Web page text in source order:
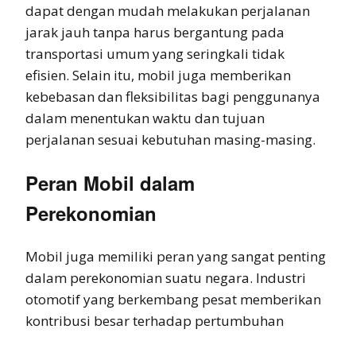
dapat dengan mudah melakukan perjalanan
jarak jauh tanpa harus bergantung pada
transportasi umum yang seringkali tidak
efisien. Selain itu, mobil juga memberikan
kebebasan dan fleksibilitas bagi penggunanya
dalam menentukan waktu dan tujuan
perjalanan sesuai kebutuhan masing-masing.
Peran Mobil dalam
Perekonomian
Mobil juga memiliki peran yang sangat penting
dalam perekonomian suatu negara. Industri
otomotif yang berkembang pesat memberikan
kontribusi besar terhadap pertumbuhan